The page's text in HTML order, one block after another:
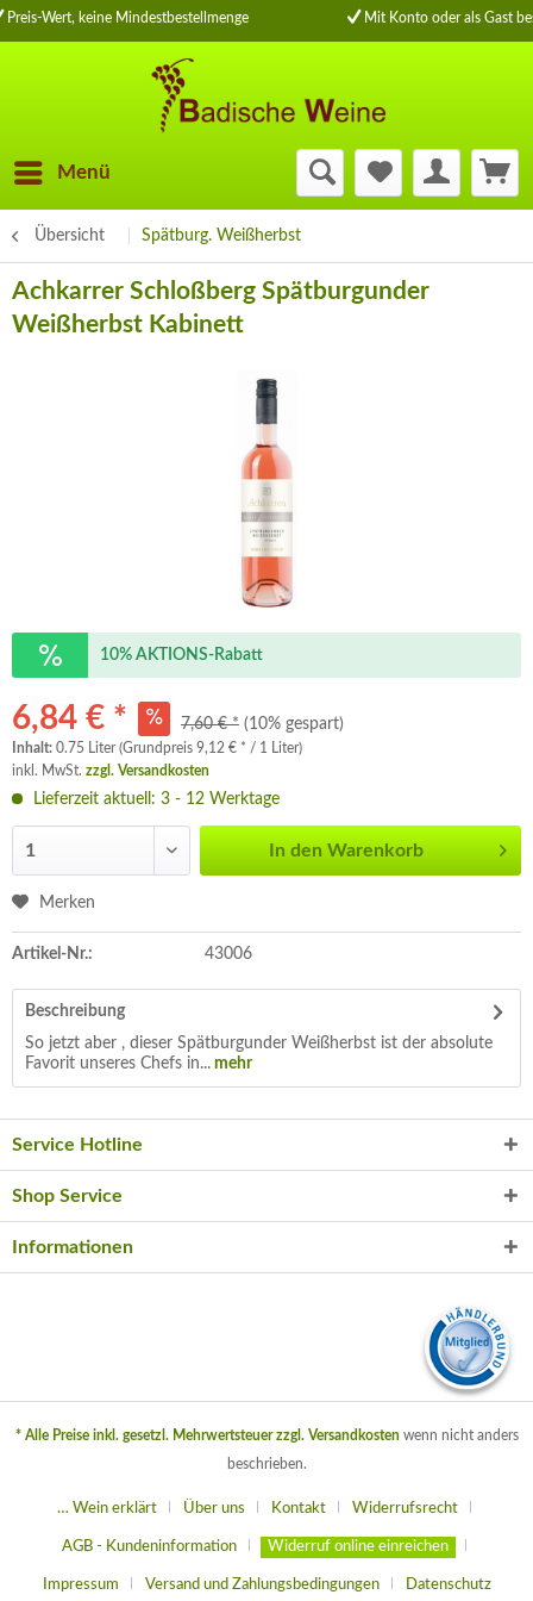
Preis-Wert, keine Mindestbestellmenge Mit Konto oder als Gast
Menü
Übersicht Spätburg. Weißherbst
Achkarrer Schloßberg Spätburgunder
Weißherbst Kabinett
10% AKTIONS-Rabatt
6,84 € * 7,60 € * (10% gespart)
Inhalt: 0.75 Liter (Grundpreis 9,12 € * / 1 Liter)
inkl. MwSt. zzgl. Versandkosten
Lieferzeit aktuell: 3 - 12 Werktage
In den Warenkorb
Merken
Artikel-Nr.: 43006
Beschreibung
So jetzt aber , dieser Spätburgunder Weißherbst ist der absolute
Favorit unseres Chefs in... mehr
Service Hotline
Shop Service
Informationen
* Alle Preise inkl. gesetzl. Mehrwertsteuer zzgl. Versandkostenwenn nicht anders
beschrieben.
… Wein erklärt Über uns Kontakt Widerrufsrecht
AGB - Kundeninformation Widerruf online einreichen
Impressum Versand und Zahlungsbedingungen Datenschutz